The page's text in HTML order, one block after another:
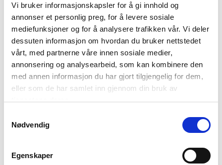
Vi bruker informasjonskapsler for å gi innhold og
annonser et personlig preg, for å levere sosiale
mediefunksjoner og for å analysere trafikken vår. Vi deler
dessuten informasjon om hvordan du bruker nettstedet
vårt, med partnerne våre innen sosiale medier,
annonsering og analysearbeid, som kan kombinere den
med annen informasjon du har gjort tilgjengelig for dem,
eller som de har samlet inn gjennom din bruk av
tjenestene deres.
Nødvendig
Egenskaper
03: Et av Senja sine mest kjente steder – vet du hva det heter?